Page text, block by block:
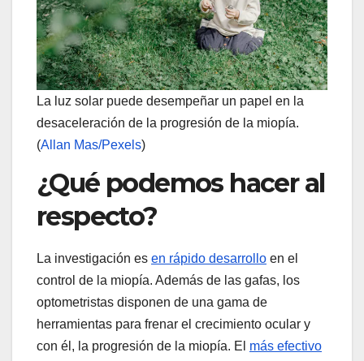
La luz solar puede desempeñar un papel en la
desaceleración de la progresión de la miopía.
(Allan Mas/Pexels)
¿Qué podemos hacer al
respecto?
La investigación es en rápido desarrollo en el
control de la miopía. Además de las gafas, los
optometristas disponen de una gama de
herramientas para frenar el crecimiento ocular y
con él, la progresión de la miopía. El más efectivo